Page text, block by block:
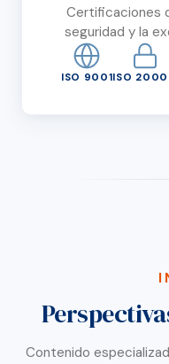
Certificaciones
seguridad y la
ISO 9001ISO
Contenido